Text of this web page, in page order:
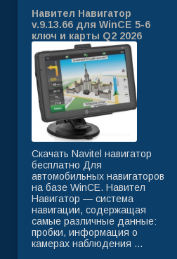
Навител Навигатор
v.9.13.66 для WinCE 5-6
ключ и карты Q2 2026
Скачать Navitel навигатор
бесплатно Для
автомобильных навигаторов
на базе WinCE. Навител
Навигатор — система
навигации, содержащая
самые различные данные:
пробки, информация о
камерах наблюдения ...